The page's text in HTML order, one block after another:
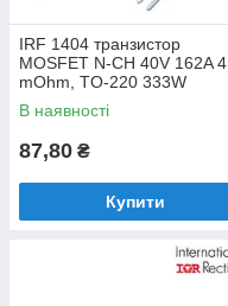
IRF 1404 транзистор
MOSFET N-CH 40V 162A 4
mOhm, TO-220 333W
В наявності
87,80 ₴
Купити